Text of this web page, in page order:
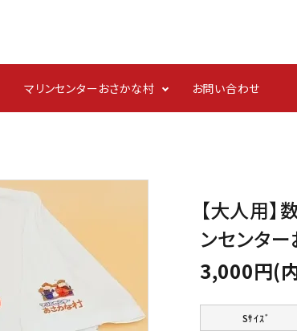
マリンセンターおさかな村 お問い合わせ
【大人用】
ンセンター
3,000円(
Sｻｲｽﾞ